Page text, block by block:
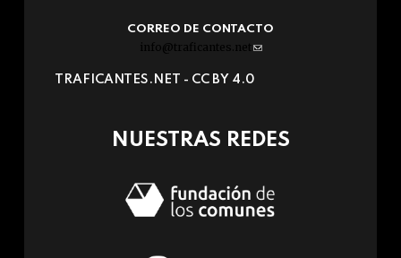
CORREO DE CONTACTO
info@traficantes.net (link
e-
TRAFICANTES.NET - CC BY 4.0
NUESTRAS REDES